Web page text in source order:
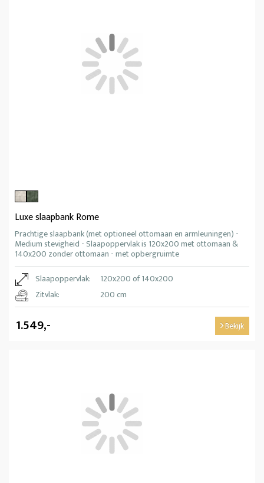
Luxe slaapbank Rome
Prachtige slaapbank (met optioneel ottomaan en armleuningen) -
Medium stevigheid - Slaapoppervlak is 120x200 met ottomaan &
140x200 zonder ottomaan - met opbergruimte
Slaapoppervlak:
120x200 of 140x200
Zitvlak:
200 cm
1.549,- Bekijk